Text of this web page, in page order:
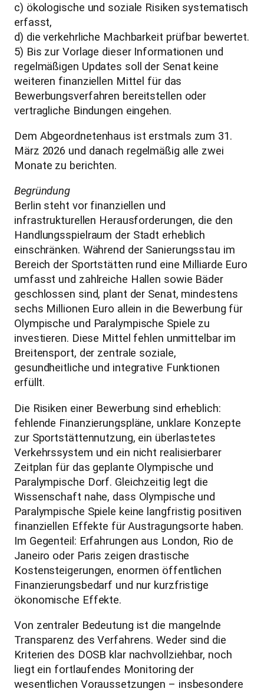
c) ökologische und soziale Risiken systematisch
erfasst,
d) die verkehrliche Machbarkeit prüfbar bewertet.
5) Bis zur Vorlage dieser Informationen und
regelmäßigen Updates soll der Senat keine
weiteren finanziellen Mittel für das
Bewerbungsverfahren bereitstellen oder
vertragliche Bindungen eingehen.
Dem Abgeordnetenhaus ist erstmals zum 31.
März 2026 und danach regelmäßig alle zwei
Monate zu berichten.
Begründung
Berlin steht vor finanziellen und
infrastrukturellen Herausforderungen, die den
Handlungsspielraum der Stadt erheblich
einschränken. Während der Sanierungsstau im
Bereich der Sportstätten rund eine Milliarde Euro
umfasst und zahlreiche Hallen sowie Bäder
geschlossen sind, plant der Senat, mindestens
sechs Millionen Euro allein in die Bewerbung für
Olympische und Paralympische Spiele zu
investieren. Diese Mittel fehlen unmittelbar im
Breitensport, der zentrale soziale,
gesundheitliche und integrative Funktionen
erfüllt.
Die Risiken einer Bewerbung sind erheblich:
fehlende Finanzierungspläne, unklare Konzepte
zur Sportstättennutzung, ein überlastetes
Verkehrssystem und ein nicht realisierbarer
Zeitplan für das geplante Olympische und
Paralympische Dorf. Gleichzeitig legt die
Wissenschaft nahe, dass Olympische und
Paralympische Spiele keine langfristig positiven
finanziellen Effekte für Austragungsorte haben.
Im Gegenteil: Erfahrungen aus London, Rio de
Janeiro oder Paris zeigen drastische
Kostensteigerungen, enormen öffentlichen
Finanzierungsbedarf und nur kurzfristige
ökonomische Effekte.
Von zentraler Bedeutung ist die mangelnde
Transparenz des Verfahrens. Weder sind die
Kriterien des DOSB klar nachvollziehbar, noch
liegt ein fortlaufendes Monitoring der
wesentlichen Voraussetzungen – insbesondere